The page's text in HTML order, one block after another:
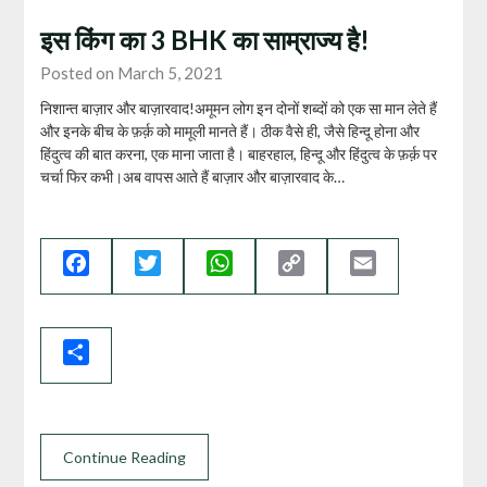
इस किंग का 3 BHK का साम्राज्य है!
Posted on March 5, 2021
निशान्त बाज़ार और बाज़ारवाद!अमूमन लोग इन दोनों शब्दों को एक सा मान लेते हैं
और इनके बीच के फ़र्क़ को मामूली मानते हैं। ठीक वैसे ही, जैसे हिन्दू होना और
हिंदुत्व की बात करना, एक माना जाता है। बाहरहाल, हिन्दू और हिंदुत्व के फ़र्क़ पर
चर्चा फिर कभी।अब वापस आते हैं बाज़ार और बाज़ारवाद के…
Facebook Twitter WhatsApp
Link
Continue Reading